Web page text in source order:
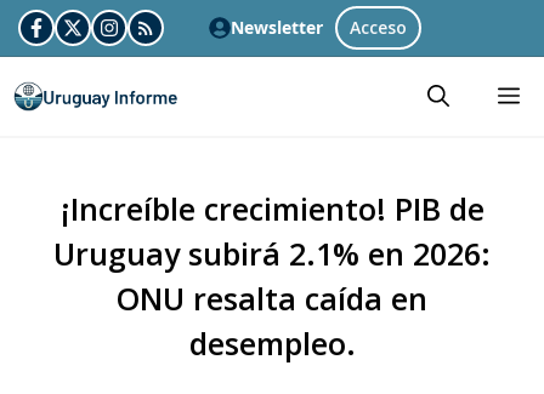
Skip
to
content
Newsletter Acceso
¡Increíble crecimiento! PIB de
Uruguay subirá 2.1% en 2026:
ONU resalta caída en
desempleo.